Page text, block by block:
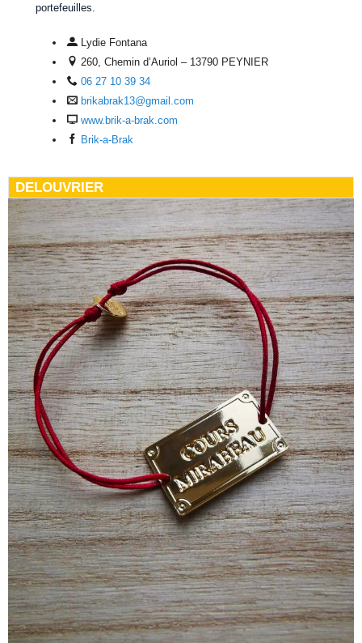
portefeuilles.
Lydie Fontana
260, Chemin d’Auriol – 13790 PEYNIER
06 27 10 39 34
brikabrak13@gmail.com
www.brik-a-brak.com
Brik-a-Brak
DELOUVRIER